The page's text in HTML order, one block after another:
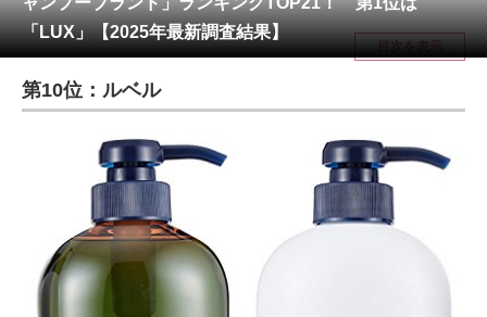
メディア
注目記事を集めた総合ページ
ITの今と未来を見通す
スマホと通信の最新トレンド
進化するPCとデバイスの未来
好きが集まる 比べて選べる
ビジネスと働き方のヒント
「LUX」【2025年最新調査結果】
目次を表示
第10位：ルベル